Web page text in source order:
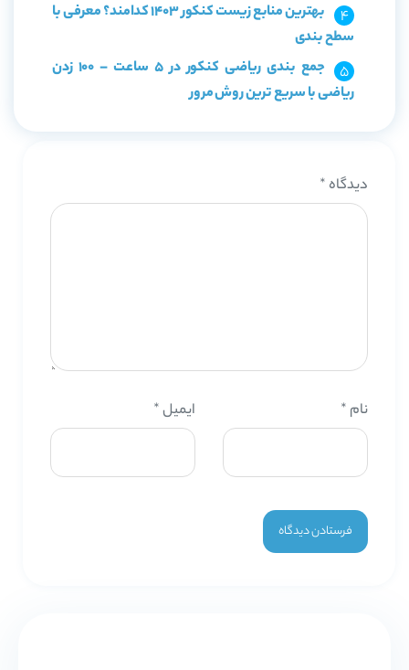
بهترین منابع زیست کنکور 1403 کدامند؟ معرفی با
سطح بندی
جمع بندی ریاضی کنکور در 5 ساعت – 100 زدن
ریاضی با سریع ترین روش مرور
دیدگاه *
نام * ایمیل*